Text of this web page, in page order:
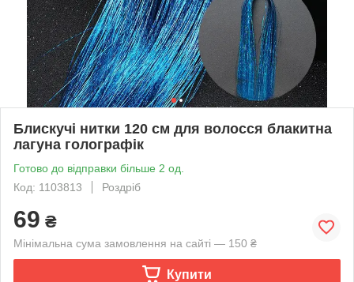
Блискучі нитки 120 см для волосся блакитна
лагуна голографік
Готово до відправки більше 2 од.
Код: 1103813
Роздріб
69 ₴
Мінімальна сума замовлення на сайті — 150 ₴
Купити